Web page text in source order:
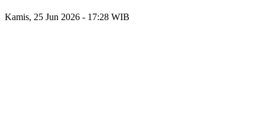
Kamis, 25 Jun 2026 - 17:28 WIB